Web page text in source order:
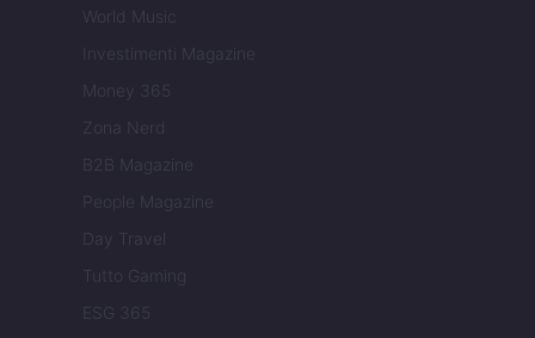
World Music
Investimenti Magazine
Money 365
Zona Nerd
B2B Magazine
People Magazine
Day Travel
Tutto Gaming
ESG 365